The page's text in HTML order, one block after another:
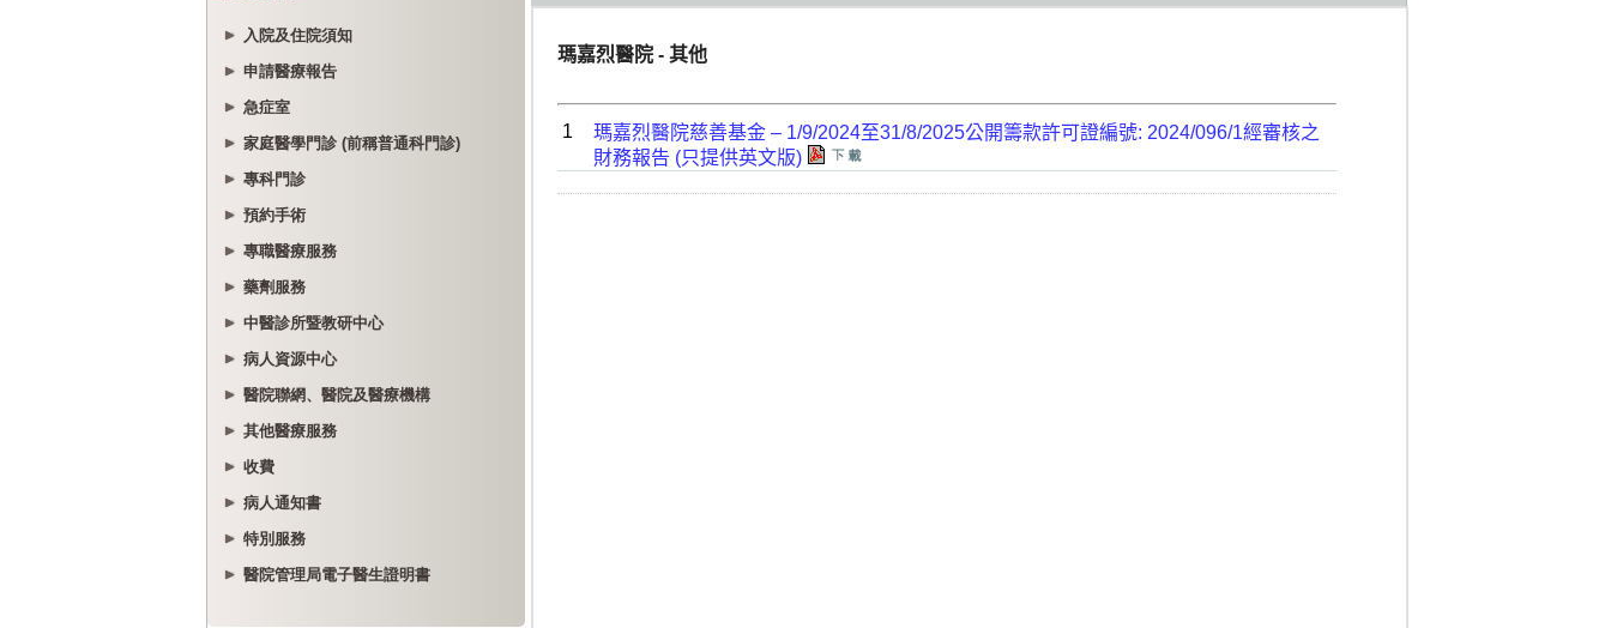
入院及住院須知
申請醫療報告
急症室
家庭醫學門診 (前稱普通科門診)
專科門診
預約手術
專職醫療服務
藥劑服務
中醫診所暨教研中心
病人資源中心
醫院聯網、醫院及醫療機構
其他醫療服務
收費
病人通知書
特別服務
醫院管理局電子醫生證明書